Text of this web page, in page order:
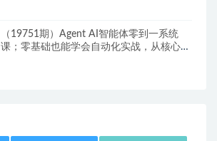
（19751期）Agent AI智能体零到一系统
课；零基础也能学会自动化实战，从核心概